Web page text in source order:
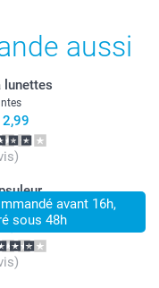
aussi
lunettes
avant 16h,
sous 48h